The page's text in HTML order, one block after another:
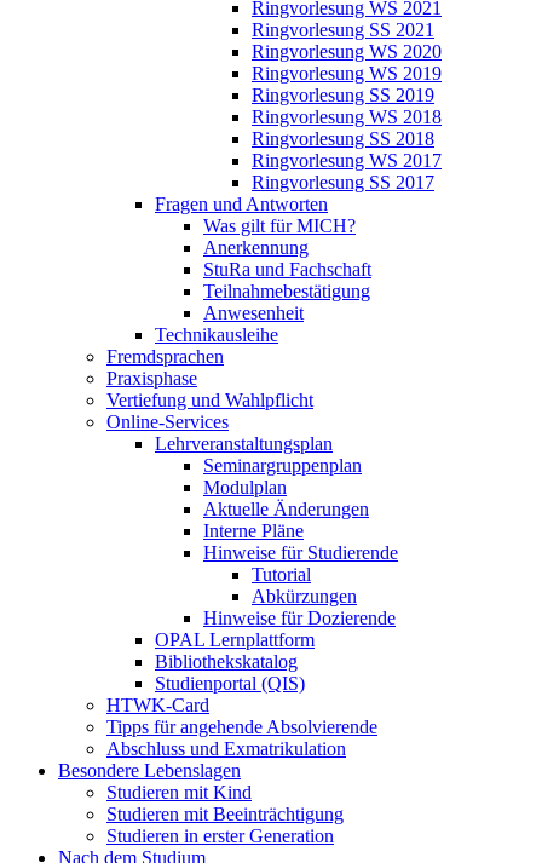
Ringvorlesung WS 2021
Ringvorlesung SS 2021
Ringvorlesung WS 2020
Ringvorlesung WS 2019
Ringvorlesung SS 2019
Ringvorlesung WS 2018
Ringvorlesung SS 2018
Ringvorlesung WS 2017
Ringvorlesung SS 2017
Fragen und Antworten
Was gilt für MICH?
Anerkennung
StuRa und Fachschaft
Teilnahmebestätigung
Anwesenheit
Technikausleihe
Fremdsprachen
Praxisphase
Vertiefung und Wahlpflicht
Online-Services
Lehrveranstaltungsplan
Seminargruppenplan
Modulplan
Aktuelle Änderungen
Interne Pläne
Hinweise für Studierende
Tutorial
Abkürzungen
Hinweise für Dozierende
OPAL Lernplattform
Bibliothekskatalog
Studienportal (QIS)
HTWK-Card
Tipps für angehende Absolvierende
Abschluss und Exmatrikulation
Besondere Lebenslagen
Studieren mit Kind
Studieren mit Beeinträchtigung
Studieren in erster Generation
Nach dem Studium